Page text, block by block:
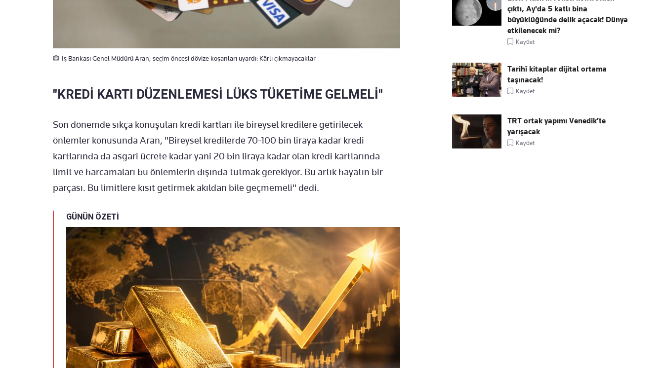
İş Bankası Genel Müdürü Aran, seçim öncesi dövize koşanları uyardı: Kârlı çıkmayacaklar
"KREDİ KARTI DÜZENLEMESİ LÜKS TÜKETİME GELMELİ"
Son dönemde sıkça konuşulan kredi kartları ile bireysel kredilere getirilecek
önlemler konusunda Aran, "Bireysel kredilerde 70-100 bin liraya kadar kredi
kartlarında da asgari ücrete kadar yani 20 bin liraya kadar olan kredi kartlarında
limit ve harcamaları bu önlemlerin dışında tutmak gerekiyor. Bu artık hayatın bir
parçası. Bu limitlere kısıt getirmek akıldan bile geçmemeli" dedi.
GÜNÜN ÖZETİ
çıktı, Ay'da 5 katlı bina
büyüklüğünde delik açacak! Dünya
etkilenecek mi?
Kaydet
Tarihî kitaplar dijital ortama
taşınacak!
Kaydet
TRT ortak yapımı Venedik’te
yarışacak
Kaydet